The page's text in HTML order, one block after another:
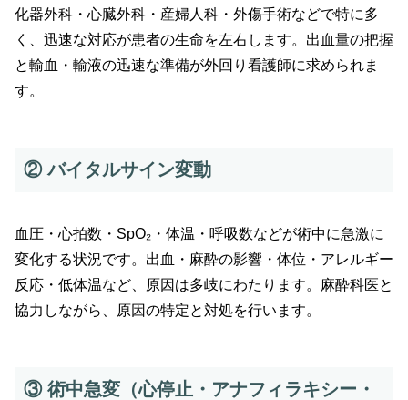
化器外科・心臓外科・産婦人科・外傷手術などで特に多
く、迅速な対応が患者の生命を左右します。出血量の把握
と輸血・輸液の迅速な準備が外回り看護師に求められま
す。
② バイタルサイン変動
血圧・心拍数・SpO₂・体温・呼吸数などが術中に急激に
変化する状況です。出血・麻酔の影響・体位・アレルギー
反応・低体温など、原因は多岐にわたります。麻酔科医と
協力しながら、原因の特定と対処を行います。
③ 術中急変（心停止・アナフィラキシー・